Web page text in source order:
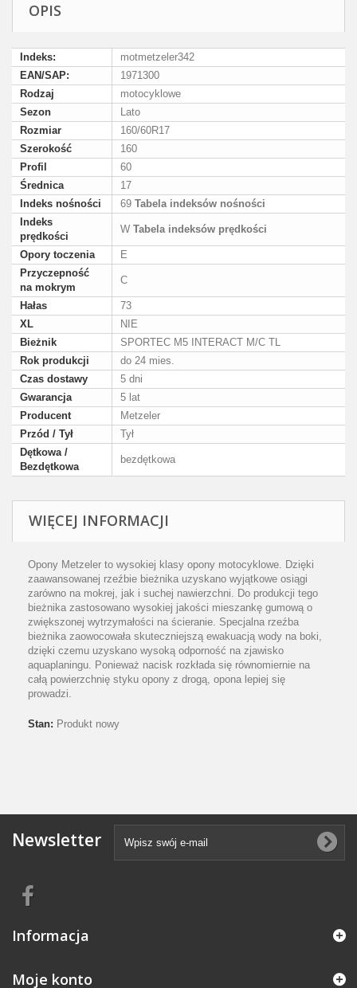
OPIS
Indeks:
motmetzeler342
EAN/SAP:
1971300
Rodzaj
motocyklowe
Sezon
Lato
Rozmiar
160/60R17
Szerokość
160
Profil
60
Średnica
17
Indeks nośności
69 Tabela indeksów nośności
Indeks
prędkości
W Tabela indeksów prędkości
Opory toczenia
E
Przyczepność
na mokrym
C
Hałas
73
XL
NIE
Bieżnik
SPORTEC M5 INTERACT M/C TL
Rok produkcji
do 24 mies.
Czas dostawy
5 dni
Gwarancja
5 lat
Producent
Metzeler
Przód / Tył
Tył
Dętkowa /
Bezdętkowa
bezdętkowa
WIĘCEJ INFORMACJI
Opony Metzeler to wysokiej klasy opony motocyklowe. Dzięki
zaawansowanej rzeźbie bieżnika uzyskano wyjątkowe osiągi
zarówno na mokrej, jak i suchej nawierzchni. Do produkcji tego
bieżnika zastosowano wysokiej jakości mieszankę gumową o
zwiększonej wytrzymałości na ścieranie. Specjalna rzeźba
bieżnika zaowocowała skuteczniejszą ewakuacją wody na boki,
dzięki czemu uzyskano wysoką odporność na zjawisko
aquaplaningu. Ponieważ nacisk rozkłada się równomiernie na
całą powierzchnię styku opony z drogą, opona lepiej się
prowadzi.
Stan: Produkt nowy
Newsletter
Informacja
Moje konto